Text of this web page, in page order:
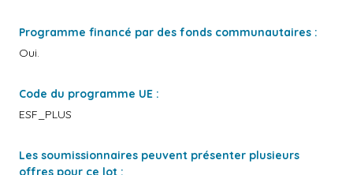
Programme financé par des fonds communautaires :
Oui.
Code du programme UE :
ESF_PLUS
Les soumissionnaires peuvent présenter plusieurs
offres pour ce lot :